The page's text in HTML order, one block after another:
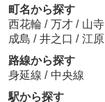
町名から探す
西花輪 / 万才 / 山寺
成島 / 井之口 / 江原
路線から探す
身延線 / 中央線
駅から探す